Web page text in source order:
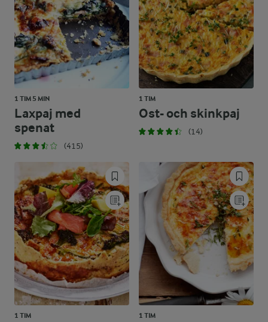
1 TIM 5 MIN
Laxpaj med
spenat
(415)
1 TIM
Ost- och skinkpaj
(14)
1 TIM 1 TIM